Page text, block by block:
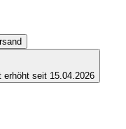
erhöht seit 15.04.2026